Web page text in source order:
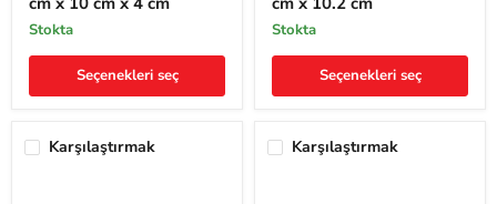
7.5
cm
x
10
x
stokta
Seçenekleri seç
cm
x
7.5
cm
10.2
stokta
Seçenekleri seç
Karşılaştırmak Karşılaştırmak